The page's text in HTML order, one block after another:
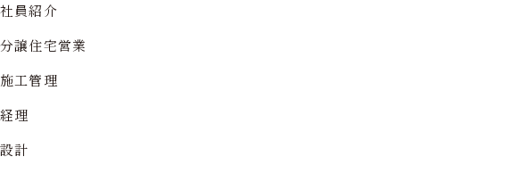
社員紹介
分譲住宅営業
施工管理
経理
設計